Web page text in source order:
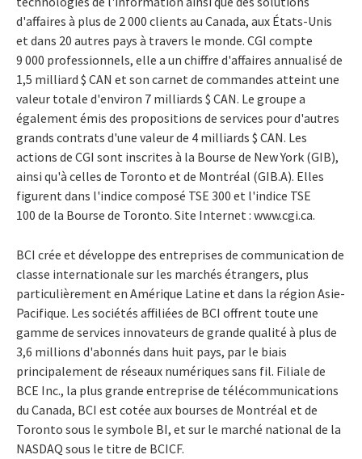
d'affaires à plus de 2 000 clients au Canada, aux États-Unis
et dans 20 autres pays à travers le monde. CGI compte
9 000 professionnels, elle a un chiffre d'affaires annualisé de
1,5 milliard $ CAN et son carnet de commandes atteint une
valeur totale d'environ 7 milliards $ CAN. Le groupe a
également émis des propositions de services pour d'autres
grands contrats d'une valeur de 4 milliards $ CAN. Les
actions de CGI sont inscrites à la Bourse de New York (GIB),
ainsi qu'à celles de Toronto et de Montréal (GIB.A). Elles
figurent dans l'indice composé TSE 300 et l'indice TSE
100 de la Bourse de Toronto. Site Internet : www.cgi.ca.
BCI crée et développe des entreprises de communication de
classe internationale sur les marchés étrangers, plus
particulièrement en Amérique Latine et dans la région Asie-
Pacifique. Les sociétés affiliées de BCI offrent toute une
gamme de services innovateurs de grande qualité à plus de
3,6 millions d'abonnés dans huit pays, par le biais
principalement de réseaux numériques sans fil. Filiale de
BCE Inc., la plus grande entreprise de télécommunications
du Canada, BCI est cotée aux bourses de Montréal et de
Toronto sous le symbole BI, et sur le marché national de la
NASDAQ sous le titre de BCICF.